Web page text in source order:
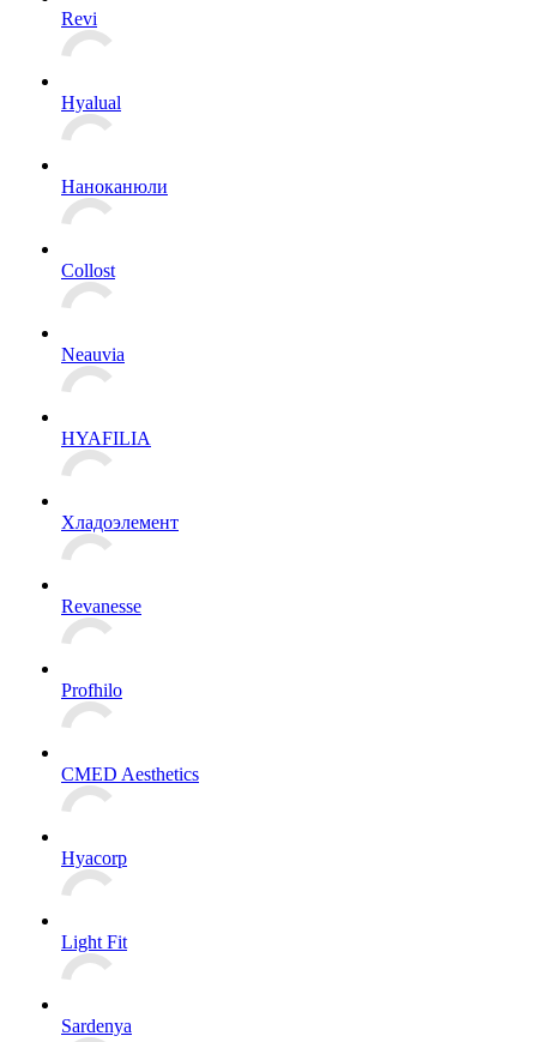
Revi
Hyalual
Наноканюли
Collost
Neauvia
HYAFILIA
Хладоэлемент
Revanesse
Profhilo
CMED Aesthetics
Hyacorp
Light Fit
Sardenya